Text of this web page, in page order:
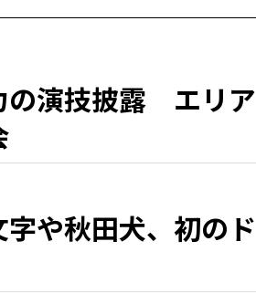
の演技披露 エリア
や秋田犬、初のド